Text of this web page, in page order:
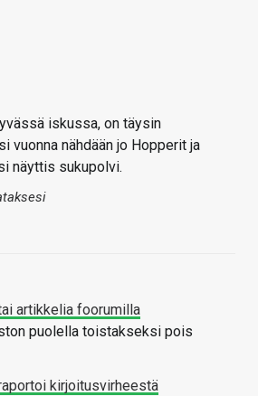
iskussa, on täysin
vuonna nähdään jo Hopperit ja
näyttis sukupolvi.
artikkelia foorumilla
puolella toistakseksi pois
kirjoitusvirheestä